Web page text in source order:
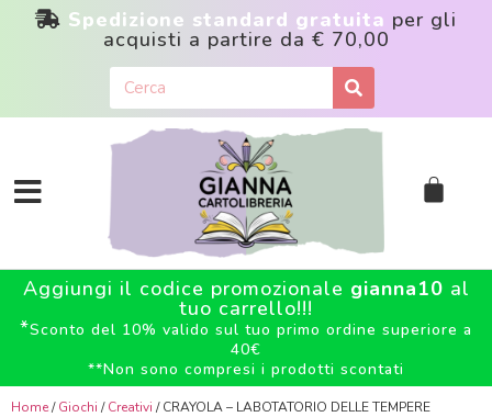
Spedizione standard gratuita per gli
acquisti a partire da € 70,00
Aggiungi il codice promozionale gianna10 al
tuo carrello!!!
*Sconto del 10% valido sul tuo primo ordine superiore a
40€
**Non sono compresi i prodotti scontati
Home/Giochi /Creativi / CRAYOLA – LABOTATORIO DELLE TEMPERE